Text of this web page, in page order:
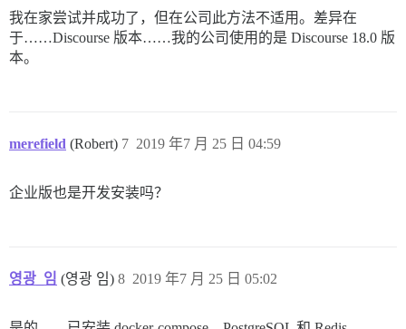
我在家尝试并成功了，但在公司此方法不适用。差异在
于……Discourse 版本……我的公司使用的是 Discourse 18.0 版
本。
merefield (Robert) 2019 年7 月 25 日 04:59
7
企业版也是开发安装吗？
영광_임 (영광 임) 2019 年7 月 25 日 05:02
8